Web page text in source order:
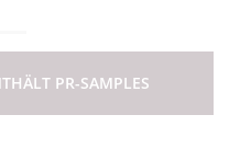
PR-SAMPLES